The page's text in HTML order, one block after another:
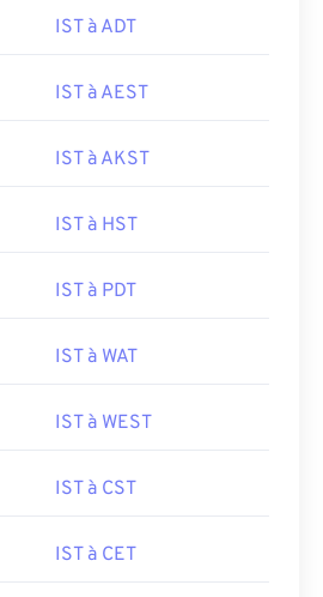
IST à ADT
IST à AEST
IST à AKST
IST à HST
IST à PDT
IST à WAT
IST à WEST
IST à CST
IST à CET